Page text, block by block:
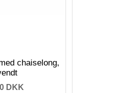
chaiselong,
DKK